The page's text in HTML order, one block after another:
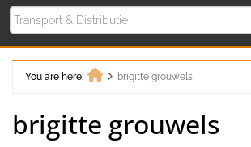
You are here:
brigitte grouwels
brigitte grouwels